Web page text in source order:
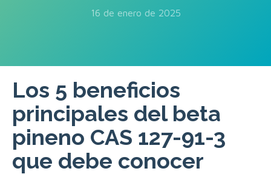
16 de enero de 2025
Los 5 beneficios
principales del beta
pineno CAS 127-91-3
que debe conocer